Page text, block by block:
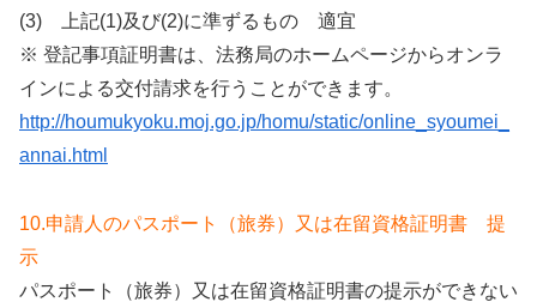
(3) 上記(1)及び(2)に準ずるもの 適宜
※ 登記事項証明書は、法務局のホームページからオンラ
インによる交付請求を行うことができます。
http://houmukyoku.moj.go.jp/homu/static/online_syoumei_
annai.html
10.申請人のパスポート（旅券）又は在留資格証明書 提
示
パスポート（旅券）又は在留資格証明書の提示ができない